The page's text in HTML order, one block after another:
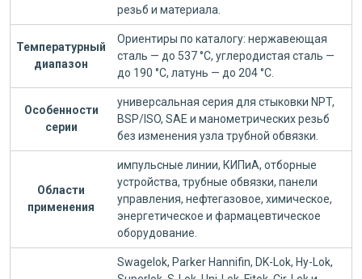
резьб и материала.
Температурный
диапазон
Ориентиры по каталогу: нержавеющая
сталь — до 537 °C, углеродистая сталь —
до 190 °C, латунь — до 204 °C.
Особенности
серии
универсальная серия для стыковки NPT,
BSP/ISO, SAE и манометрических резьб
без изменения узла трубной обвязки.
Области
применения
импульсные линии, КИПиА, отборные
устройства, трубные обвязки, панели
управления, нефтегазовое, химическое,
энергетическое и фармацевтическое
оборудование.
Swagelok, Parker Hannifin, DK-Lok, Hy-Lok,